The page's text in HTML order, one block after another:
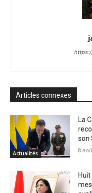
Articles connexes
Actualités
La
son
8